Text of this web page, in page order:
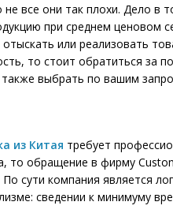
все они так плохи. Дело в
при среднем ценовом
или реализовать
то стоит обратиться за
также выбрать по вашим
из Китая требует
то обращение в фирму
сути компания является
сведении к минимуму